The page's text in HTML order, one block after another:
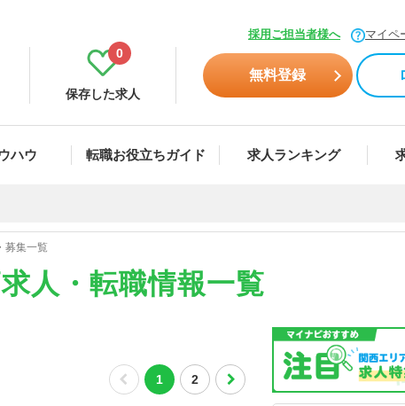
採用ご担当者様へ マイペ
保存した求人
0
無料登録
ハウ 転職お役立ちガイド 求人ランキング
募集一覧
人・転職情報一覧
1 2